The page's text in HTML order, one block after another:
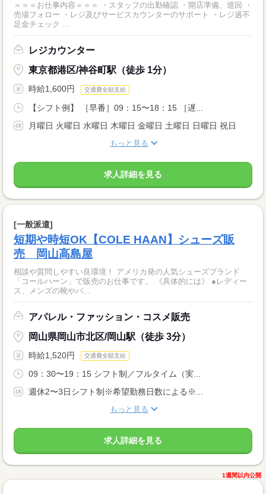
＝＝＝お仕事内容＝＝＝ ・スタッフの出勤確認 ・開店準備、巡回 ・
売場フォロー ・レジ及びサービスカウンターのサポート ・レジ過不
足金チェック ...
レジカウンター
東京都港区/神谷町駅（徒歩 1分）
時給1,600円 交通費全額支給
【シフト例】 ［早番］09：15〜18：15 ［遅...
月曜日 火曜日 水曜日 木曜日 金曜日 土曜日 日曜日 祝日
もっと見る
求人詳細を見る
[一般派遣]
短期や時短OK【COLE HAAN】シューズ販
売 岡山高島屋
相談や質問しやすい良環境！ アメリカ発の人気シューズブランド
「コールハーン」で販売のお仕事です。 《具体的には》 ●レディー
ス、メンズの靴やバ...
アパレル・ファッション・コスメ販売
岡山県岡山市北区/岡山駅（徒歩 3分）
時給1,520円 交通費全額支給
09：30〜19：15 シフト制／フルタイム（実...
週休2〜3日シフト制※希望勤務日数による※...
もっと見る
求人詳細を見る
1週間以内公開